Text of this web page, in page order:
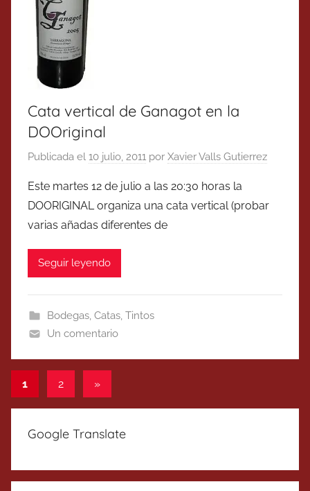
Cata vertical de Ganagot en la
DOOriginal
Publicada el 10 julio, 2011 por Xavier Valls Gutierrez
Este martes 12 de julio a las 20:30 horas la
DOORIGINAL organiza una cata vertical (probar
varias añadas diferentes de
Seguir leyendo
Bodegas, Catas, Tintos
Un comentario
Paginación
de
entradas
1 2
Entradas
»
Google Translate